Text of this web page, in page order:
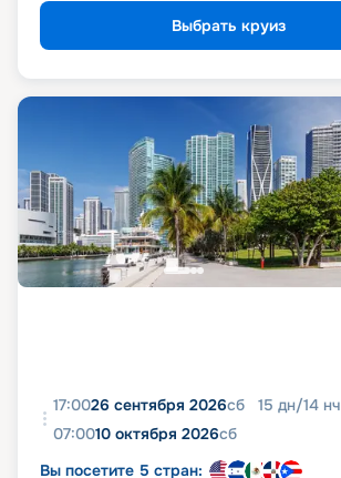
Выбрать круиз
17:0026 сентября 2026сб 15 дн/14 нч
07:0010 октября 2026сб
Вы посетите 5 стран: